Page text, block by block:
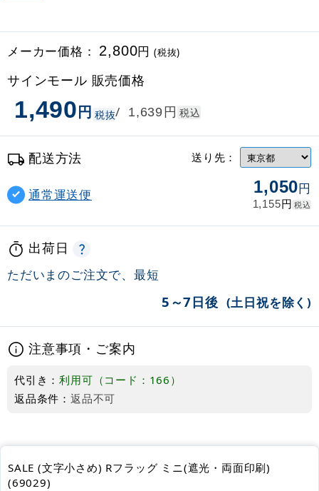
メーカー価格： 2,800円(税抜)
サインモール 販売価格
1,490円 税抜/ 1,639円 税込
配送方法 送り先：
通常運送便 1,050円
1,155円 税込
出荷日
ただいまのご注文で、最短
5～7日後 (土日祝を除く)
注意事項・ご案内
代引き：利用可（コード：166）
返品条件： 返品不可
SALE (文字小さめ) Rフラッグ ミニ(遮光・両面印刷)
(69029)